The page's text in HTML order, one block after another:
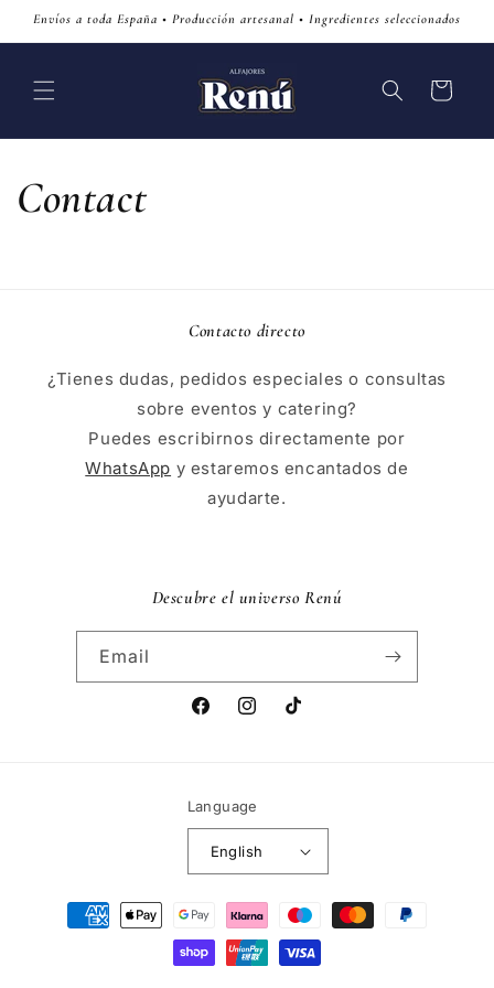
Skip to
Envíos a toda España • Producción artesanal • Ingredientes seleccionados
Cart
Contact
Contacto directo
¿Tienes dudas, pedidos especiales o consultas
sobre eventos y catering?
Puedes escribirnos directamente por
WhatsApp y estaremos encantados de
ayudarte.
Descubre el universo Renú
Email
FacebookInstagramTikTok
Language
English
Payment
methods